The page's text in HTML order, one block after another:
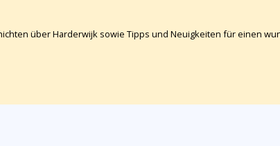
über Harderwijk sowie Tipps und Neuigkeiten für einen